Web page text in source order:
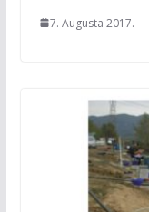
7. Augusta 2017.